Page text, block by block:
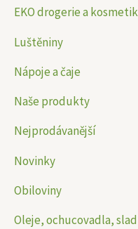
EKO drogerie a
Luštěniny
Nápoje a čaje
Naše produkty
Nejprodávanější
Novinky
Obiloviny
Oleje, ochucovadla,